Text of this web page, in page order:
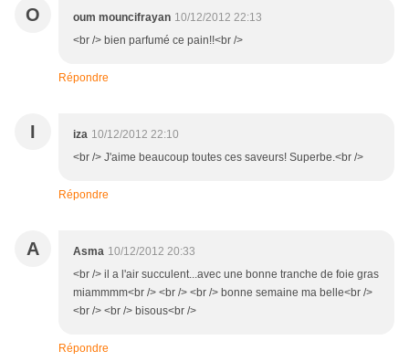
O oum mouncifrayan 10/12/2012 22:13
<br /> bien parfumé ce pain!!<br />
Répondre
I iza 10/12/2012 22:10
<br /> J'aime beaucoup toutes ces saveurs! Superbe.<br />
Répondre
A Asma 10/12/2012 20:33
<br /> il a l'air succulent...avec une bonne tranche de foie gras
miammmm<br /> <br /> <br /> bonne semaine ma belle<br />
<br /> <br /> bisous<br />
Répondre